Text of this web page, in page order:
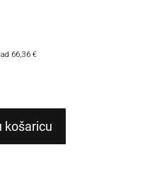
66,36 €
košaricu